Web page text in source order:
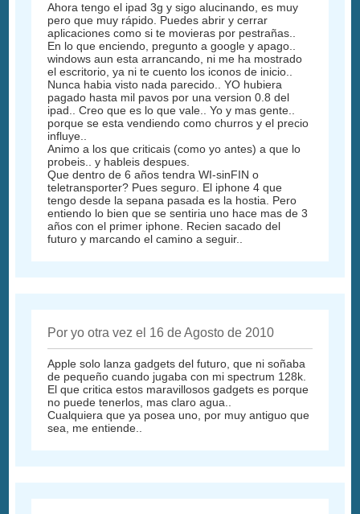
Ahora tengo el ipad 3g y sigo alucinando, es muy
pero que muy rápido. Puedes abrir y cerrar
aplicaciones como si te movieras por pestrañas..
En lo que enciendo, pregunto a google y apago..
windows aun esta arrancando, ni me ha mostrado
el escritorio, ya ni te cuento los iconos de inicio..
Nunca habia visto nada parecido.. YO hubiera
pagado hasta mil pavos por una version 0.8 del
ipad.. Creo que es lo que vale.. Yo y mas gente..
porque se esta vendiendo como churros y el precio
influye..
Animo a los que criticais (como yo antes) a que lo
probeis.. y hableis despues.
Que dentro de 6 años tendra WI-sinFIN o
teletransporter? Pues seguro. El iphone 4 que
tengo desde la sepana pasada es la hostia. Pero
entiendo lo bien que se sentiria uno hace mas de 3
años con el primer iphone. Recien sacado del
futuro y marcando el camino a seguir..
Por yo otra vez el 16 de Agosto de 2010
Apple solo lanza gadgets del futuro, que ni soñaba
de pequeño cuando jugaba con mi spectrum 128k.
El que critica estos maravillosos gadgets es porque
no puede tenerlos, mas claro agua..
Cualquiera que ya posea uno, por muy antiguo que
sea, me entiende..